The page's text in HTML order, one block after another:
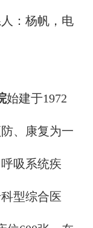
：杨帆，电
始建于1972
、康复为一
吸系统疾
型综合医